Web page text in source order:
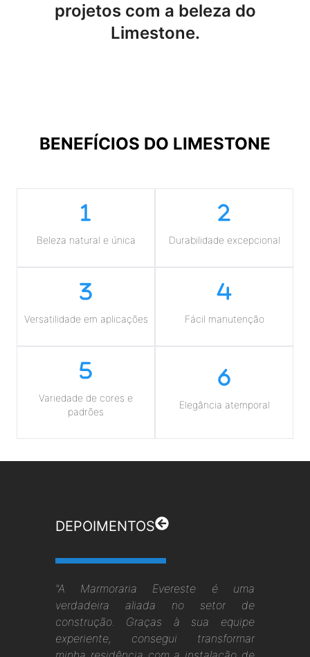
projetos com a beleza do
Limestone.
BENEFÍCIOS DO LIMESTONE
Beleza natural e única Durabilidade excepcional
Versatilidade em aplicações Fácil manutenção
Variedade de cores e
padrões
Elegância atemporal
DEPOIMENTOS
"A Marmoraria Evereste é uma
verdadeira aliada no setor de
construção. Graças à sua equipe
experiente, consegui transformar